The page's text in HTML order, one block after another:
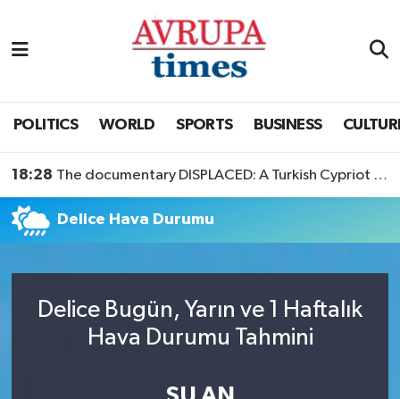
POLITICS WORLD SPORTS BUSINESS
18:28 The documentary DISPLACED: A Turkish Cypriot Story is now available to watch
Delice Hava Durumu
Delice Bugün, Yarın ve 1 Haftalık
Hava Durumu Tahmini
Nöbetçi Eczaneler
Son Dakika Haberleri